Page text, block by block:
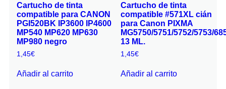
Cartucho de tinta
compatible para CANON
PGI520BK IP3600 IP4600
MP540 MP620 MP630
MP980 negro
1,45€
Añadir al carrito
Cartucho de tinta
compatible #571XL cián
para Canon PIXMA
MG5750/5751/5752/5753/
13 ML.
1,45€
Añadir al carrito